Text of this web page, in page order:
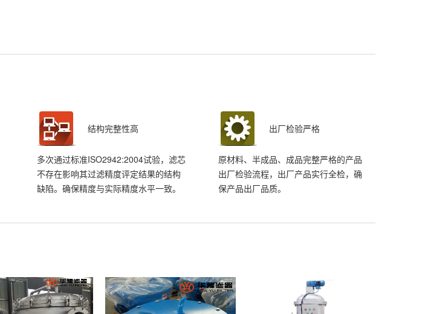
结构完整性高
多次通过标准ISO2942:2004试验，滤芯
不存在影响其过滤精度评定结果的结构
缺陷。确保精度与实际精度水平一致。
出厂检验严格
原材料、半成品、成品完整严格的产品
出厂检验流程，出厂产品实行全检，确
保产品出厂品质。